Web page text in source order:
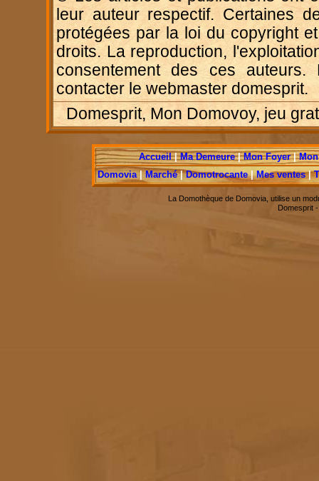
leur auteur respectif. Certaines
protégées par la loi du copyright
droits. La reproduction,
consentement des ces auteurs.
contacter le webmaster domesprit.
Domesprit, Mon Domovoy, jeu
Accueil|Ma Demeure|Mon Foyer|
Domovia|Marché|Domotrocante|Mes ventes|
La Domothèque de Domovia, utilise un
Domesprit